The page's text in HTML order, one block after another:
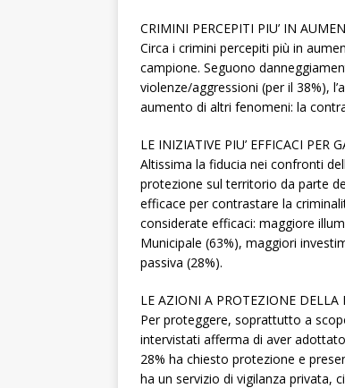
CRIMINI PERCEPITI PIU’ IN
Circa i crimini percepiti più in
campione. Seguono
violenze/aggressioni (per il 38%),
aumento di altri fenomeni: la
LE INIZIATIVE PIU’ EFFICACI PER
Altissima la fiducia nei confronti
protezione sul territorio da parte
efficace per contrastare la
considerate efficaci: maggiore
Municipale (63%), maggiori
passiva (28%).
LE AZIONI A PROTEZIONE DELLA
Per proteggere, soprattutto a
intervistati afferma di aver
28% ha chiesto protezione e
ha un servizio di vigilanza privata,